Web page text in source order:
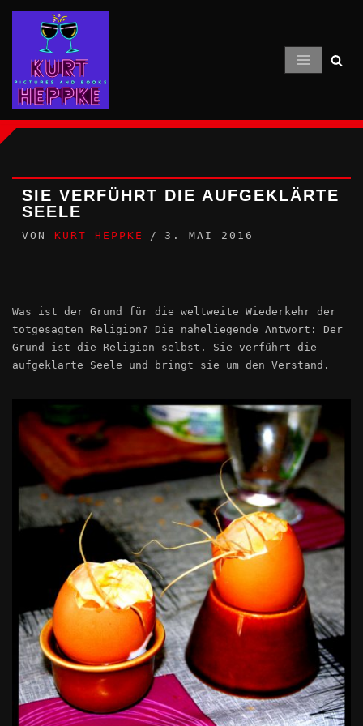
Inhalt
springen
SIE VERFÜHRT DIE AUFGEKLÄRTE
SEELE
VON KURT HEPPKE 3. MAI 2016
Was ist der Grund für die weltweite Wiederkehr der
totgesagten Religion? Die naheliegende Antwort: Der
Grund ist die Religion selbst. Sie verführt die
aufgeklärte Seele und bringt sie um den Verstand.